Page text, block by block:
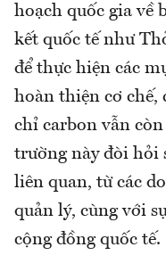
hoạch quốc gia về
kết quốc tế như
để thực hiện các
hoàn thiện cơ
chỉ carbon vẫn
trường này đòi hỏi
liên quan, từ các
quản lý, cùng với
cộng đồng quốc tế.